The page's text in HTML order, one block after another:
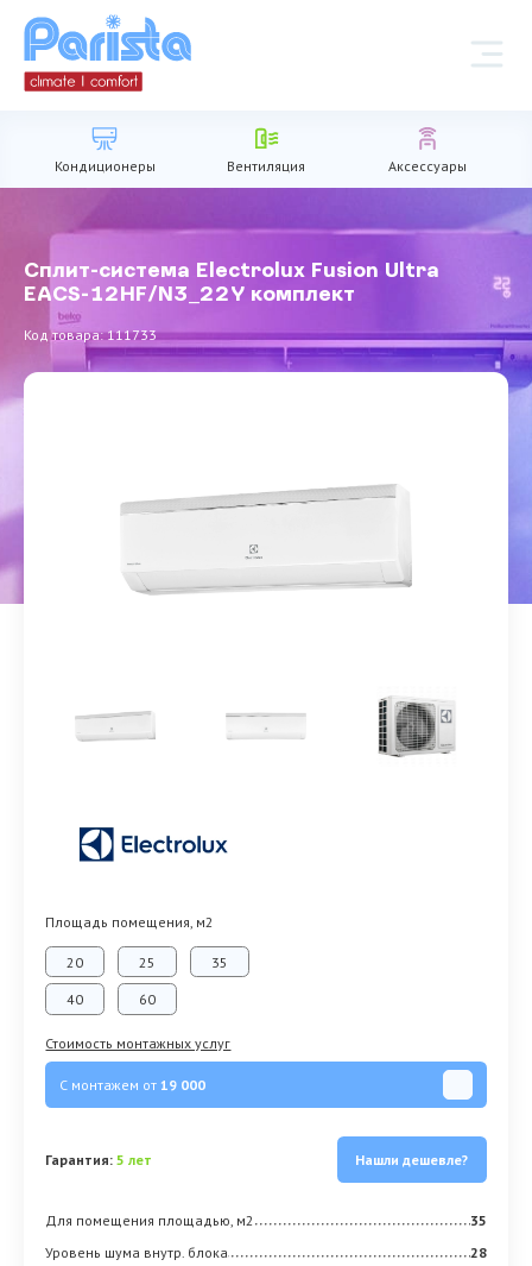
Кондиционеры Вентиляция Аксессуары
Сплит-система Electrolux Fusion Ultra
EACS-12HF/N3_22Y комплект
Код товара: 111733
Площадь помещения, м2
20 25 35
40 60
Стоимость монтажных услуг
С монтажем от19 000
Гарантия:5 лет Нашли дешевле?
Для помещения площадью, м2
35
Уровень шума внутр. блока
28